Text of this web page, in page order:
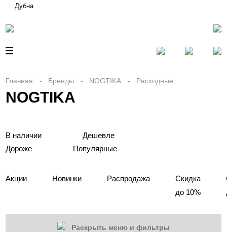
Дубна
Главная Бренды NOGTIKA Расходные
NOGTIKA
В наличии
Дешевле
Дороже
Популярные
Акции Новинки Распродажа
Скидка
до 10%
Раскрыть меню и фильтры